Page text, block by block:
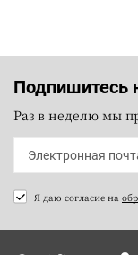
Подпишитесь
Раз в неделю мы
Я даю согласие на